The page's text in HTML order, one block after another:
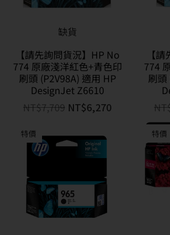
缺貨
【請先詢問貨況】HP No
774 原廠淺洋紅色+青色印
刷頭 (P2V98A) 適用 HP
DesignJet Z6610
NT$7,709 NT$6,270
【
774
刷頭
特價 特價